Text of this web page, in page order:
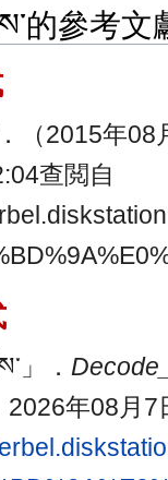
的參考文
（2015年08
查閲自
」．
2026年08月7